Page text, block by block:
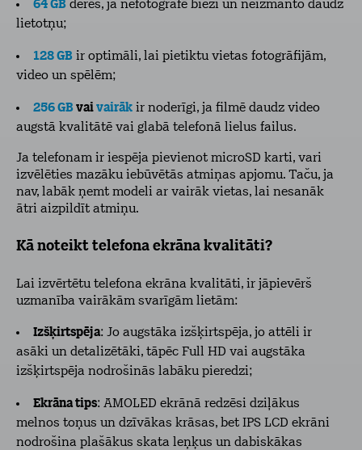
64 GB derēs, ja nefotografē bieži un neizmanto daudz
lietotņu;
128 GB ir optimāli, lai pietiktu vietas fotogrāfijām,
video un spēlēm;
256 GBvaivairāk ir noderīgi, ja filmē daudz video
augstā kvalitātē vai glabā telefonā lielus failus.
Ja telefonam ir iespēja pievienot microSD karti, vari
izvēlēties mazāku iebūvētās atmiņas apjomu. Taču, ja
nav, labāk ņemt modeli ar vairāk vietas, lai nesanāk
ātri aizpildīt atmiņu.
Kā noteikt telefona ekrāna kvalitāti?
Lai izvērtētu telefona ekrāna kvalitāti, ir jāpievērš
uzmanība vairākām svarīgām lietām:
Izšķirtspēja: Jo augstāka izšķirtspēja, jo attēli ir
asāki un detalizētāki, tāpēc Full HD vai augstāka
izšķirtspēja nodrošinās labāku pieredzi;
Ekrāna tips: AMOLED ekrānā redzēsi dziļākus
melnos toņus un dzīvākas krāsas, bet IPS LCD ekrāni
nodrošina plašākus skata leņķus un dabiskākas